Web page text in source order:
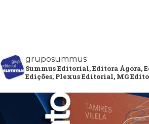
gruposummus
Summus Editorial, Editora Ágora,
Edições, Plexus Editorial, MG